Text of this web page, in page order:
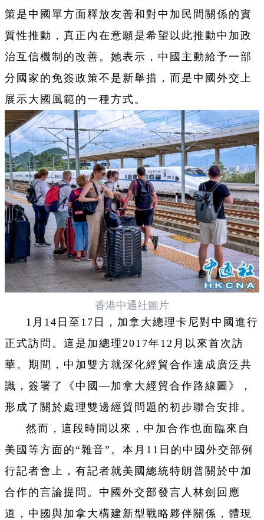
策是中國單方面釋放友善和對中加民間關係的實
質性推動，真正內在意願是希望以此推動中加政
治互信機制的改善。她表示，中國主動給予一部
分國家的免簽政策不是新舉措，而是中國外交上
展示大國風範的一種方式。
香港中通社圖片
1月14日至17日，加拿大總理卡尼對中國進行
正式訪問。這是加總理2017年12月以來首次訪
華。期間，中加雙方就深化經貿合作達成廣泛共
識，簽署了《中國—加拿大經貿合作路線圖》，
形成了關於處理雙邊經貿問題的初步聯合安排。
然而，這段時間以來，中加合作也面臨來自
美國等方面的“雜音”。本月11日的中國外交部例
行記者會上，有記者就美國總統特朗普關於中加
合作的言論提問。中國外交部發言人林劍回應
道，中國與加拿大構建新型戰略夥伴關係，體現